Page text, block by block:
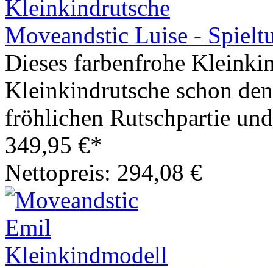
Moveandstic Luise -
Dieses farbenfrohe
Kleinkindrutsche schon
fröhlichen Rutschpartie
349,95 €*
Nettopreis: 294,08 €